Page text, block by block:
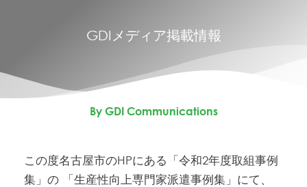
GDIメディア掲載情報
By GDI Communications
この度名古屋市のHPにある「令和2年度取組事例
集」の 「生産性向上専門家派遣事例集」にて、